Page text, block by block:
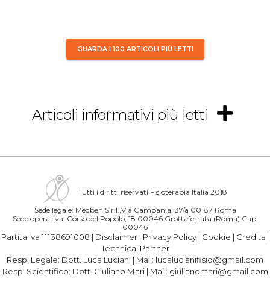
GUARDA I 100 ARTICOLI PIÙ LETTI
Articoli informativi più letti
Tutti i diritti riservati Fisioterapia Italia 2018
Sede legale: Medben S.r.l.,Via Campania, 37/a 00187 Roma
Sede operativa: Corso del Popolo, 18 00046 Grottaferrata (Roma) Cap.
00046
Partita iva 11138691008 | Disclaimer | Privacy Policy | Cookie | Credits |
Technical Partner
Resp. Legale: Dott. Luca Luciani | Mail: lucalucianifisio@gmail.com
Resp. Scientifico: Dott. Giuliano Mari| Mail: giulianomari@gmail.com